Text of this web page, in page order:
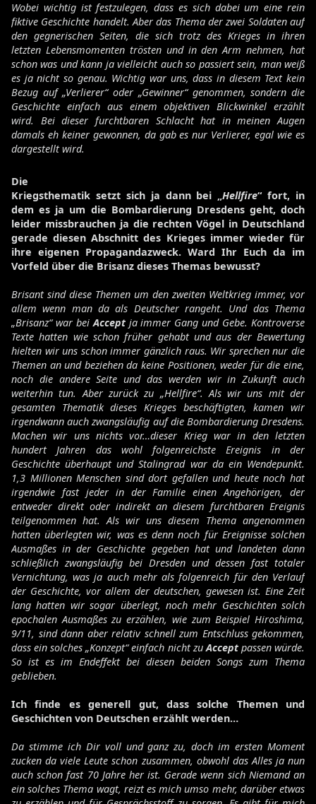
Wobei wichtig ist festzulegen, dass es sich dabei um eine rein
fiktive Geschichte handelt. Aber das Thema der zwei Soldaten auf
den gegnerischen Seiten, die sich trotz des Krieges in ihren
letzten Lebensmomenten trösten und in den Arm nehmen, hat
schon was und kann ja vielleicht auch so passiert sein, man weiß
es ja nicht so genau. Wichtig war uns, dass in diesem Text kein
Bezug auf „Verlierer“ oder „Gewinner“ genommen, sondern die
Geschichte einfach aus einem objektiven Blickwinkel erzählt
wird. Bei dieser furchtbaren Schlacht hat in meinen Augen
damals eh keiner gewonnen, da gab es nur Verlierer, egal wie es
dargestellt wird.
Die
Kriegsthematik setzt sich ja dann bei „Hellfire“ fort, in
dem es ja um die Bombardierung Dresdens geht, doch
leider missbrauchen ja die rechten Vögel in Deutschland
gerade diesen Abschnitt des Krieges immer wieder für
ihre eigenen Propagandazweck. Ward Ihr Euch da im
Vorfeld über die Brisanz dieses Themas bewusst?
Brisant sind diese Themen um den zweiten Weltkrieg immer, vor
allem wenn man da als Deutscher rangeht. Und das Thema
„Brisanz“ war beiAcceptja immer Gang und Gebe. Kontroverse
Texte hatten wie schon früher gehabt und aus der Bewertung
hielten wir uns schon immer gänzlich raus. Wir sprechen nur die
Themen an und beziehen da keine Positionen, weder für die eine,
noch die andere Seite und das werden wir in Zukunft auch
weiterhin tun. Aber zurück zu „Hellfire“. Als wir uns mit der
gesamten Thematik dieses Krieges beschäftigten, kamen wir
irgendwann auch zwangsläufig auf die Bombardierung Dresdens.
Machen wir uns nichts vor…dieser Krieg war in den letzten
hundert Jahren das wohl folgenreichste Ereignis in der
Geschichte überhaupt und Stalingrad war da ein Wendepunkt.
1,3 Millionen Menschen sind dort gefallen und heute noch hat
irgendwie fast jeder in der Familie einen Angehörigen, der
entweder direkt oder indirekt an diesem furchtbaren Ereignis
teilgenommen hat. Als wir uns diesem Thema angenommen
hatten überlegten wir, was es denn noch für Ereignisse solchen
Ausmaßes in der Geschichte gegeben hat und landeten dann
schließlich zwangsläufig bei Dresden und dessen fast totaler
Vernichtung, was ja auch mehr als folgenreich für den Verlauf
der Geschichte, vor allem der deutschen, gewesen ist. Eine Zeit
lang hatten wir sogar überlegt, noch mehr Geschichten solch
epochalen Ausmaßes zu erzählen, wie zum Beispiel Hiroshima,
9/11, sind dann aber relativ schnell zum Entschluss gekommen,
dass ein solches „Konzept“ einfach nicht zuAcceptpassen würde.
So ist es im Endeffekt bei diesen beiden Songs zum Thema
geblieben.
Ich finde es generell gut, dass solche Themen und
Geschichten von Deutschen erzählt werden…
Da stimme ich Dir voll und ganz zu, doch im ersten Moment
zucken da viele Leute schon zusammen, obwohl das Alles ja nun
auch schon fast 70 Jahre her ist. Gerade wenn sich Niemand an
ein solches Thema wagt, reizt es mich umso mehr, darüber etwas